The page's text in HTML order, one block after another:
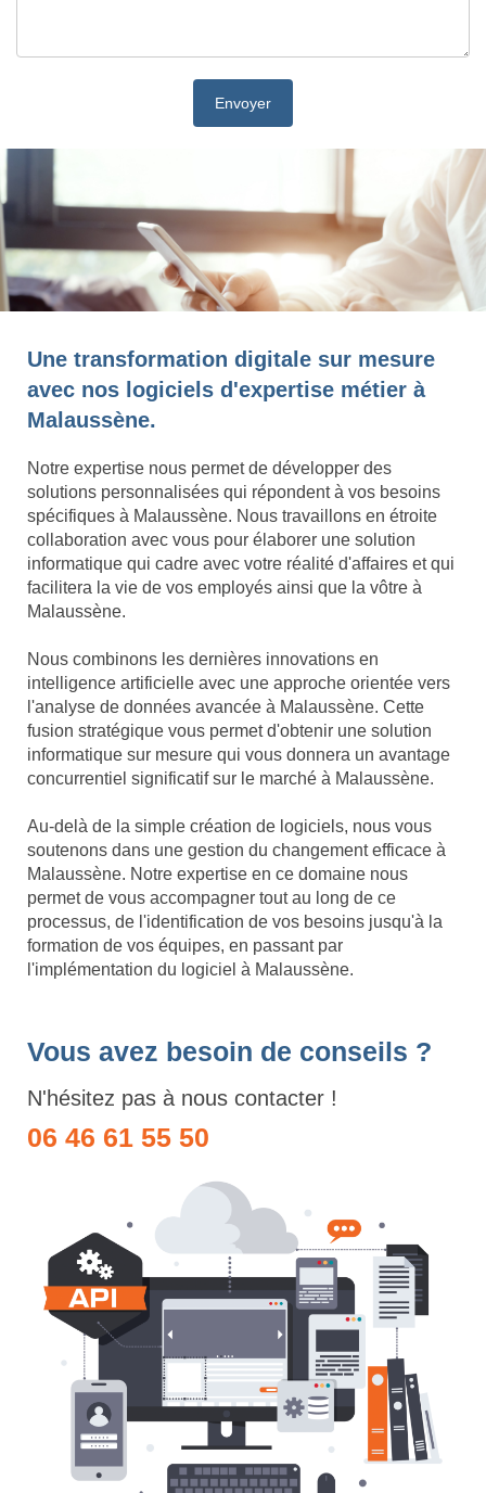
Une transformation digitale sur mesure
avec nos logiciels d'expertise métier à
Malaussène.
Notre expertise nous permet de développer des
solutions personnalisées qui répondent à vos besoins
spécifiques à Malaussène. Nous travaillons en étroite
collaboration avec vous pour élaborer une solution
informatique qui cadre avec votre réalité d'affaires et qui
facilitera la vie de vos employés ainsi que la vôtre à
Malaussène.
Nous combinons les dernières innovations en
intelligence artificielle avec une approche orientée vers
l'analyse de données avancée à Malaussène. Cette
fusion stratégique vous permet d'obtenir une solution
informatique sur mesure qui vous donnera un avantage
concurrentiel significatif sur le marché à Malaussène.
Au-delà de la simple création de logiciels, nous vous
soutenons dans une gestion du changement efficace à
Malaussène. Notre expertise en ce domaine nous
permet de vous accompagner tout au long de ce
processus, de l'identification de vos besoins jusqu'à la
formation de vos équipes, en passant par
l'implémentation du logiciel à Malaussène.
Vous avez besoin de conseils ?
N'hésitez pas à nous contacter !
06 46 61 55 50